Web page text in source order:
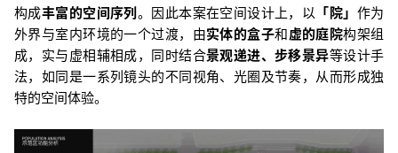
构成丰富的空间序列。 因此本案在空间设计上，以 「院」 作为
外界与室内环境的一个过渡，由实体的盒子和虚的庭院构架组
成，实与虚相辅相成，同时结合景观递进、步移景异等设计手
法，如同是一系列镜头的不同视角、光圈及节奏，从而形成独
特的空间体验。